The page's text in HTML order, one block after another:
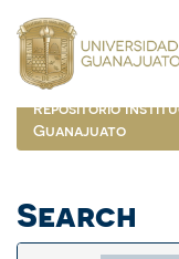
navigation
Repositorio
Guanajuato
Search